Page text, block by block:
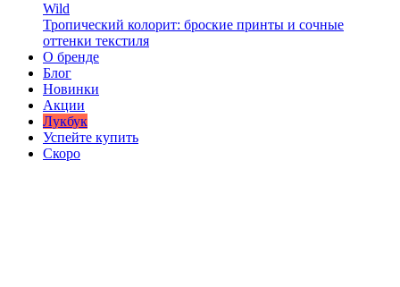
Wild
Тропический колорит: броские принты и сочные
оттенки текстиля
О бренде
Блог
Новинки
Акции
Лукбук
Успейте купить
Скоро